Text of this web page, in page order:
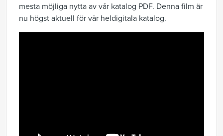
mesta möjliga nytta av vår katalog PDF. Denna film är
nu högst aktuell för vår heldigitala katalog.